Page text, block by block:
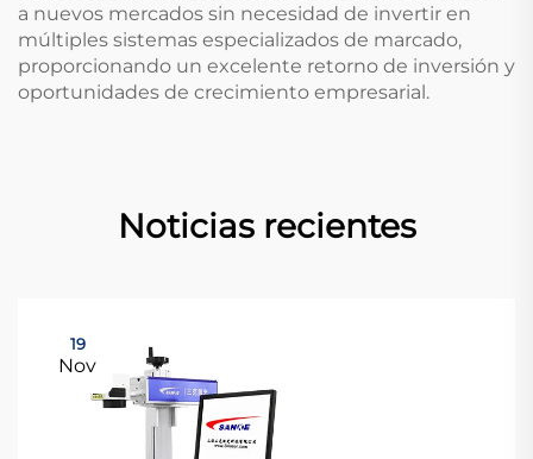
a nuevos mercados sin necesidad de invertir en
múltiples sistemas especializados de marcado,
proporcionando un excelente retorno de inversión y
oportunidades de crecimiento empresarial.
Noticias recientes
19
Nov